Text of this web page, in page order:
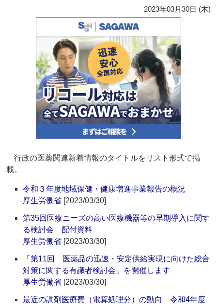
2023年03月30日 (木)
行政の医薬関連新着情報のタイトルをリスト形式で掲
載。
令和３年度地域保健・健康増進事業報告の概況
厚生労働省 [2023/03/30]
第35回医療ニーズの高い医療機器等の早期導入に関す
る検討会 配付資料
厚生労働省 [2023/03/30]
「第11回 医薬品の迅速・安定供給実現に向けた総合
対策に関する有識者検討会」を開催します
厚生労働省 [2023/03/30]
最近の調剤医療費（電算処理分）の動向 令和4年度